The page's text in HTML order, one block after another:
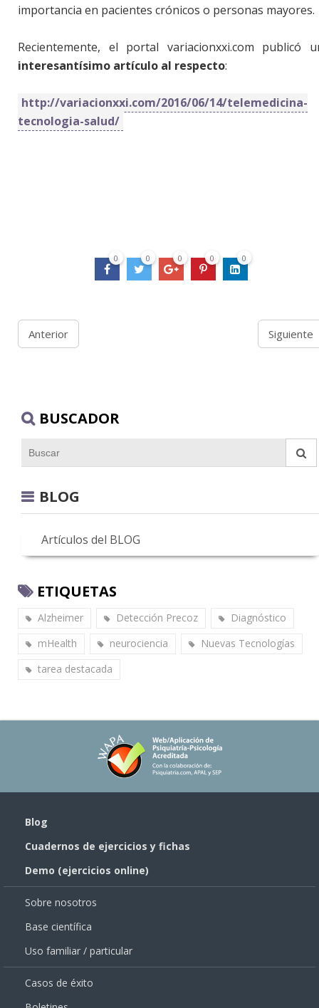
importancia en pacientes crónicos o personas mayores.
Recientemente, el portal variacionxxi.com publicó
interesantísimo artículo al respecto:
http://variacionxxi.com/2016/06/14/telemedicina-
tecnologia-salud/
0 0 0 0 0
Anterior Siguiente
BUSCADOR
BLOG
Artículos del BLOG
ETIQUETAS
Alzheimer Detección Precoz
Diagnóstico
mHealth
neurociencia
Nuevas Tecnologías
tarea destacada
Blog
Cuadernos de ejercicios y fichas
Demo (ejercicios online)
Sobre nosotros
Base científica
Uso familiar / particular
Casos de éxito